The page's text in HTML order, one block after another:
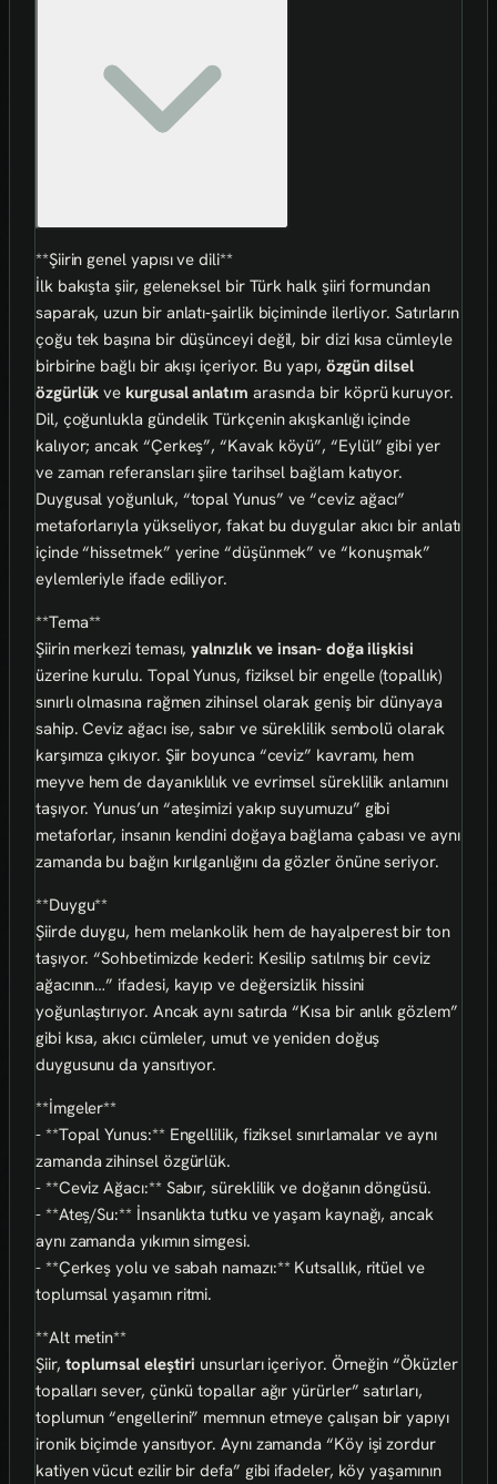
**Şiirin genel yapısı ve dili**
İlk bakışta şiir, geleneksel bir Türk halk şiiri formundan
saparak, uzun bir anlatı‑şairlik biçiminde ilerliyor. Satırların
çoğu tek başına bir düşünceyi değil, bir dizi kısa cümleyle
birbirine bağlı bir akışı içeriyor. Bu yapı, özgün dilsel
özgürlük ve kurgusal anlatım arasında bir köprü kuruyor.
Dil, çoğunlukla gündelik Türkçenin akışkanlığı içinde
kalıyor; ancak “Çerkeş”, “Kavak köyü”, “Eylül” gibi yer
ve zaman referansları şiire tarihsel bağlam katıyor.
Duygusal yoğunluk, “topal Yunus” ve “ceviz ağacı”
metaforlarıyla yükseliyor, fakat bu duygular akıcı bir anlatı
içinde “hissetmek” yerine “düşünmek” ve “konuşmak”
eylemleriyle ifade ediliyor.
**Tema**
Şiirin merkezi teması,yalnızlık ve insan- doğa ilişkisi
üzerine kurulu. Topal Yunus, fiziksel bir engelle (topallık)
sınırlı olmasına rağmen zihinsel olarak geniş bir dünyaya
sahip. Ceviz ağacı ise, sabır ve süreklilik sembolü olarak
karşımıza çıkıyor. Şiir boyunca “ceviz” kavramı, hem
meyve hem de dayanıklılık ve evrimsel süreklilik anlamını
taşıyor. Yunus’un “ateşimizi yakıp suyumuzu” gibi
metaforlar, insanın kendini doğaya bağlama çabası ve aynı
zamanda bu bağın kırılganlığını da gözler önüne seriyor.
**Duygu**
Şiirde duygu, hem melankolik hem de hayalperest bir ton
taşıyor. “Sohbetimizde kederi: Kesilip satılmış bir ceviz
ağacının…” ifadesi, kayıp ve değersizlik hissini
yoğunlaştırıyor. Ancak aynı satırda “Kısa bir anlık gözlem”
gibi kısa, akıcı cümleler, umut ve yeniden doğuş
duygusunu da yansıtıyor.
**İmgeler**
- **Topal Yunus:** Engellilik, fiziksel sınırlamalar ve aynı
zamanda zihinsel özgürlük.
- **Ceviz Ağacı:** Sabır, süreklilik ve doğanın döngüsü.
- **Ateş/Su:** İnsanlıkta tutku ve yaşam kaynağı, ancak
aynı zamanda yıkımın simgesi.
- **Çerkeş yolu ve sabah namazı:** Kutsallık, ritüel ve
toplumsal yaşamın ritmi.
**Alt metin**
Şiir, toplumsal eleştiri unsurları içeriyor. Örneğin “Öküzler
topalları sever, çünkü topallar ağır yürürler” satırları,
toplumun “engellerini” memnun etmeye çalışan bir yapıyı
ironik biçimde yansıtıyor. Aynı zamanda “Köy işi zordur
katiyen vücut ezilir bir defa” gibi ifadeler, köy yaşamının